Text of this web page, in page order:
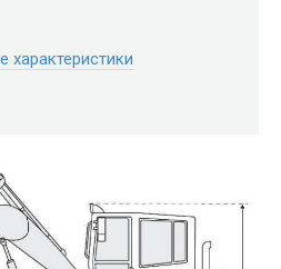
характеристики